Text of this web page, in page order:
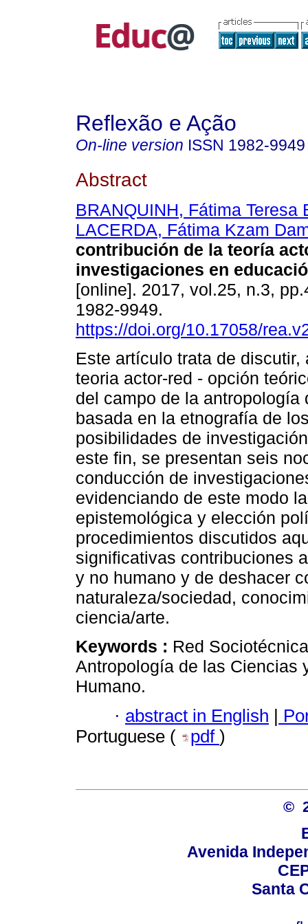
Reflexão e Ação
On-line version ISSN 1982-9949
Abstract
BRANQUINH, Fátima Teresa
LACERDA, Fátima Kzam
contribución de la teoría
investigaciones en
[online]. 2017, vol.25, n.3,
1982-9949.
https://doi.org/10.17058/
Este artículo trata de discutir,
teoria actor-red - opción
del campo de la
basada en la etnografía de
posibilidades de
este fin, se presentan seis
conducción de
evidenciando de este modo
epistemológica y elección
procedimientos discutidos
significativas contribuciones
y no humano y de deshacer
naturaleza/sociedad,
ciencia/arte.
Keywords : Red
Antropología de las Ciencias
Humano.
· abstract in English |
Portuguese (
pdf )
©
Avenida
Santa